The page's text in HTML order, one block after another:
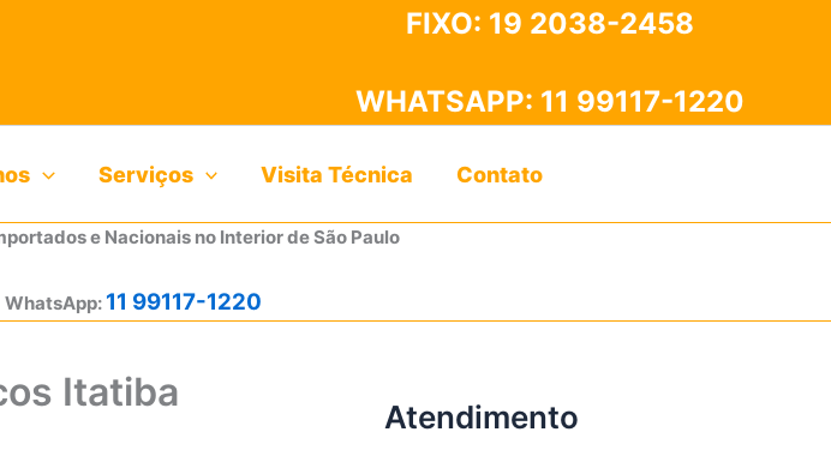
FIXO: 19 2038-2458
WHATSAPP: 11 99117-1220
Serviços Visita Técnica Contato
e Nacionais no Interior de São Paulo
| WhatsApp: 11 99117-1220
Itatiba
Atendimento